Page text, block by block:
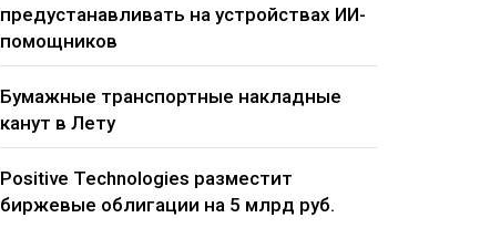
предустанавливать на устройствах ИИ-
помощников
Бумажные транспортные накладные
канут в Лету
Positive Technologies разместит
биржевые облигации на 5 млрд руб.